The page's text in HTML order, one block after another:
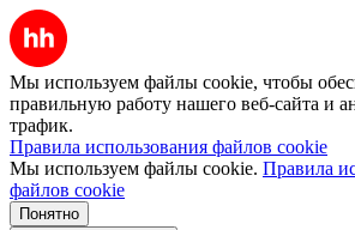
Мы используем файлы cookie, чтобы
правильную работу нашего веб-сайта и
трафик.
Правила использования файлов cookie
Мы используем файлы cookie. Правила
файлов cookie
Понятно